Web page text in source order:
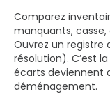
Comparez
manquants,
Ouvrez un registre
résolution). C’est
écarts deviennent
déménagement.